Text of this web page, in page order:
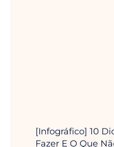
[Infográfico] 10
Fazer E O Que